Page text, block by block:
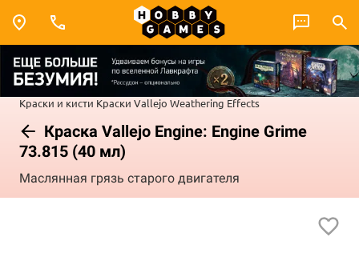
Краски и кисти Краски Vallejo Weathering Effects
Краска Vallejo Engine: Engine Grime
73.815 (40 мл)
Маслянная грязь старого двигателя